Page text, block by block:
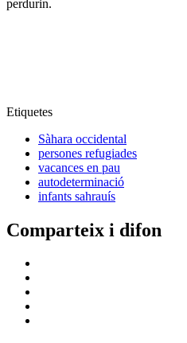
perdurin.
Etiquetes
Sàhara occidental
persones refugiades
vacances en pau
autodeterminació
infants sahrauís
Comparteix i difon